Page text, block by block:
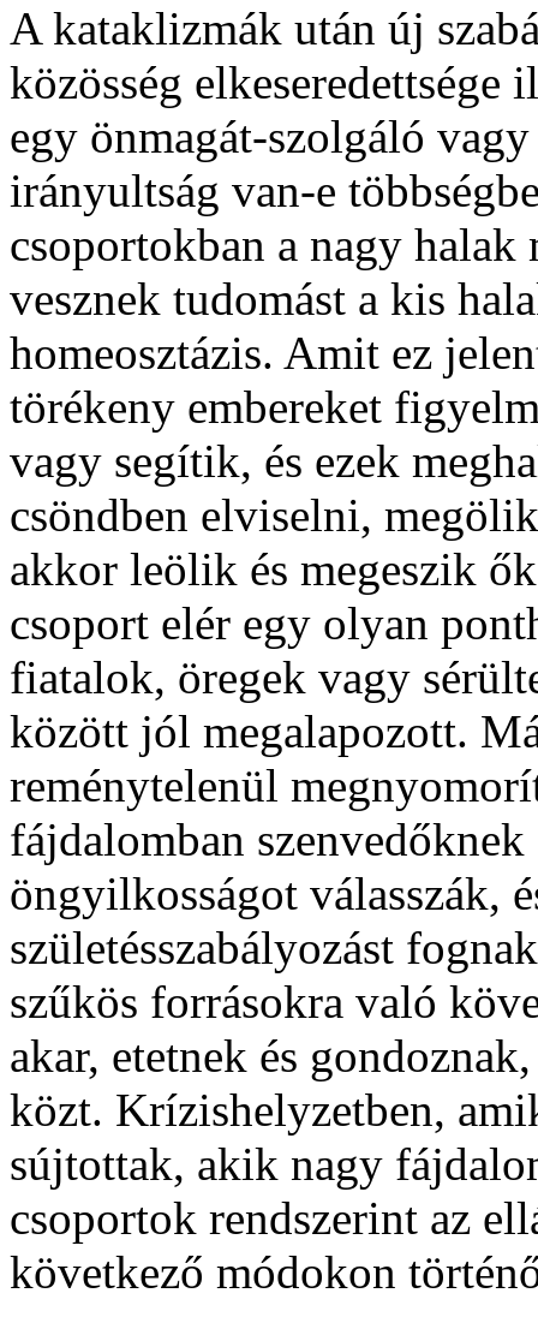
A kataklizmák után új
közösség
egy önmagát-szolgáló
irányultság van-e
csoportokban a nagy
vesznek tudomást a kis
homeosztázis. Amit ez
törékeny embereket
vagy segítik, és ezek
csöndben elviselni,
akkor leölik és megeszik
csoport elér egy olyan
fiatalok, öregek vagy
között jól megalapozott.
reménytelenül
fájdalomban
öngyilkosságot válasszák,
születésszabályozást
szűkös forrásokra való
akar, etetnek és
közt. Krízishelyzetben,
sújtottak, akik nagy
csoportok rendszerint az
következő módokon